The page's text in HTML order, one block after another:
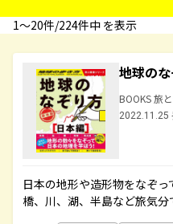
1〜20件/224件中 を表示
地球の
BOOKS 旅
2022.11.25
日本の地形や造形物をなぞ
橋、川、湖、半島など旅気分